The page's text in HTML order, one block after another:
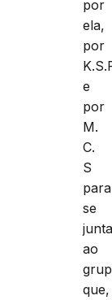
por
ela,
por
e
por
M.
C.
S
para
se
ao
que,